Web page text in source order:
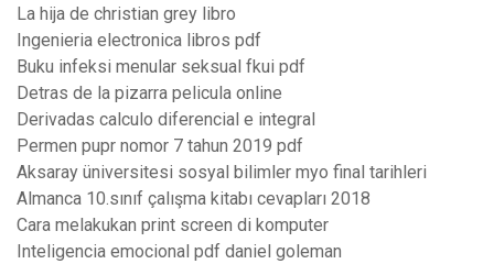
La hija de christian grey libro
Ingenieria electronica libros pdf
Buku infeksi menular seksual fkui pdf
Detras de la pizarra pelicula online
Derivadas calculo diferencial e integral
Permen pupr nomor 7 tahun 2019 pdf
Aksaray üniversitesi sosyal bilimler myo final tarihleri
Almanca 10.sınıf çalışma kitabı cevapları 2018
Cara melakukan print screen di komputer
Inteligencia emocional pdf daniel goleman